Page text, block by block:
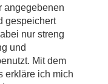
angegebenen
gespeichert
nur streng
und
Mit dem
erkläre ich mich